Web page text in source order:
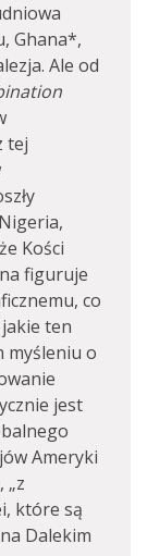
Ghana*,
Ale od
tej
Kości
figuruje
co
ten
myśleniu o
jest
Ameryki
„z
które są
Dalekim